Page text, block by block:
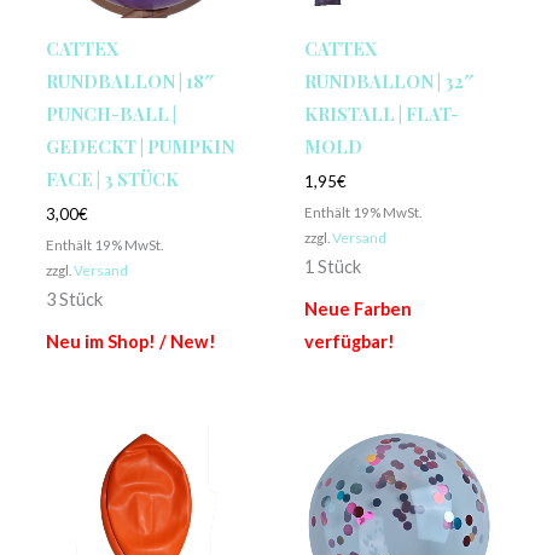
CATTEX
RUNDBALLON | 18″
PUNCH-BALL |
GEDECKT | PUMPKIN
FACE | 3 STÜCK
3,00€
Enthält 19% MwSt.
zzgl. Versand
3 Stück
Neu im Shop! / New!
CATTEX
RUNDBALLON | 32″
KRISTALL | FLAT-
MOLD
1,95€
Enthält 19% MwSt.
zzgl. Versand
1 Stück
Neue Farben
verfügbar!